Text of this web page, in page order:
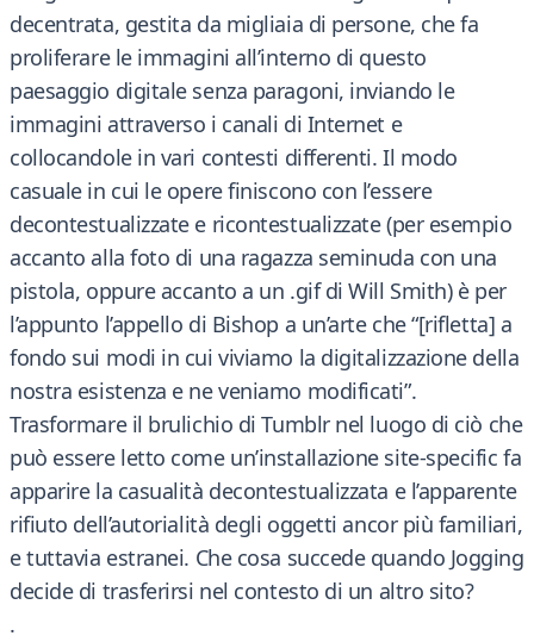
decentrata, gestita da migliaia di persone, che fa
proliferare le immagini all’interno di questo
paesaggio digitale senza paragoni, inviando le
immagini attraverso i canali di Internet e
collocandole in vari contesti differenti. Il modo
casuale in cui le opere finiscono con l’essere
decontestualizzate e ricontestualizzate (per esempio
accanto alla foto di una ragazza seminuda con una
pistola, oppure accanto a un .gif di Will Smith) è per
l’appunto l’appello di Bishop a un’arte che “[rifletta] a
fondo sui modi in cui viviamo la digitalizzazione della
nostra esistenza e ne veniamo modificati”.
Trasformare il brulichio di Tumblr nel luogo di ciò che
può essere letto come un’installazione site-specific fa
apparire la casualità decontestualizzata e l’apparente
rifiuto dell’autorialità degli oggetti ancor più familiari,
e tuttavia estranei. Che cosa succede quando Jogging
decide di trasferirsi nel contesto di un altro sito?
.